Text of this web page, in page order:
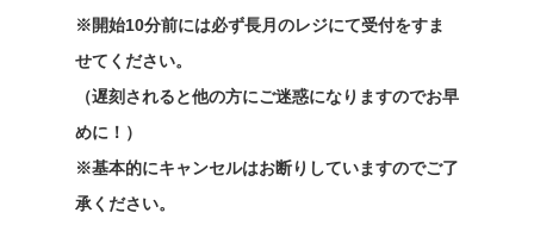
※開始10分前には必ず長月のレジにて受付をすま
せてください。
（遅刻されると他の方にご迷惑になりますのでお早
めに！）
※基本的にキャンセルはお断りしていますのでご了
承ください。